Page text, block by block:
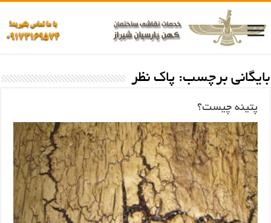
بایگانی برچسب: پاک نظر
پتینه چیست؟